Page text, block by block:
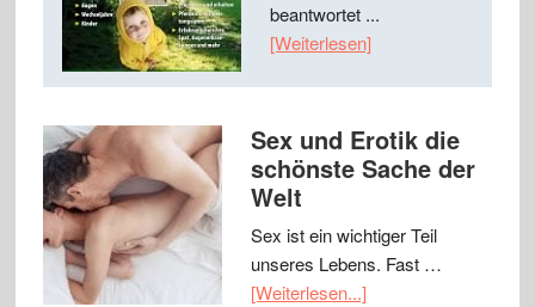
beantwortet ...
[Weiterlesen]
Sex und Erotik die
schönste Sache der
Welt
Sex ist ein wichtiger Teil
unseres Lebens. Fast …
[Weiterlesen...]